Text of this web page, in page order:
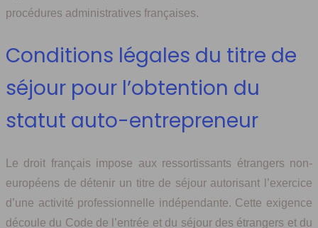
procédures administratives françaises.
Conditions légales du titre de
séjour pour l’obtention du
statut auto-entrepreneur
Le droit français impose aux ressortissants étrangers non-
européens de détenir un titre de séjour autorisant l’exercice
d’une activité professionnelle indépendante. Cette exigence
découle du Code de l’entrée et du séjour des étrangers et du